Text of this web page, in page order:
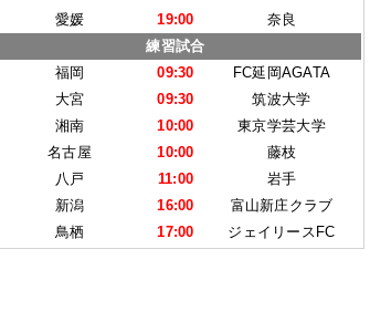
愛媛
19:00
奈良
練習試合
福岡
09:30
FC延岡AGATA
大宮
09:30
筑波大学
湘南
10:00
東京学芸大学
名古屋
10:00
藤枝
八戸
11:00
岩手
新潟
16:00
富山新庄クラブ
鳥栖
17:00 ジェイリースFC